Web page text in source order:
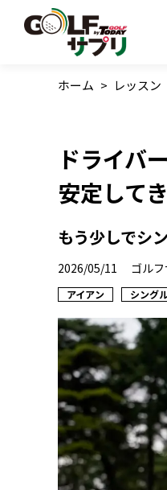
ホーム > レッスン
ドライバ
安定して
もう少しでシ
2026/05/11 ゴル
アイアン シング